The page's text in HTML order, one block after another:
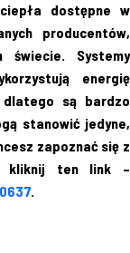
dostępne w
producentów,
świecie. Systemy
energię
dlatego są bardzo
stanowić jedyne,
zapoznać się z
kliknij ten link –
.